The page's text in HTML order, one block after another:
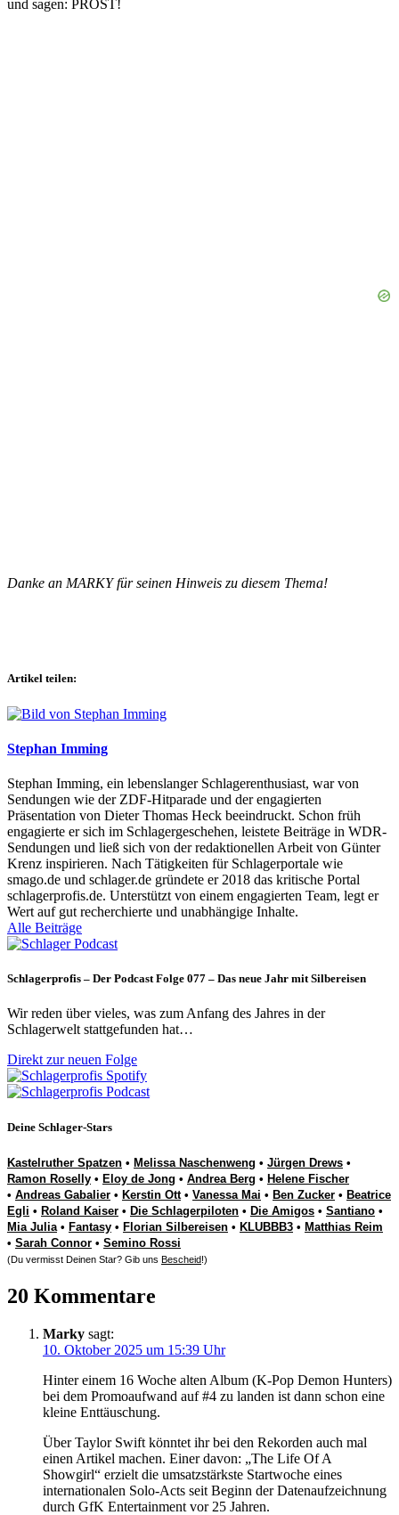
und sagen: PROST!
Danke an MARKY für seinen Hinweis zu diesem Thema!
Artikel teilen:
Stephan Imming
Stephan Imming, ein lebenslanger Schlagerenthusiast, war von
Sendungen wie der ZDF-Hitparade und der engagierten
Präsentation von Dieter Thomas Heck beeindruckt. Schon früh
engagierte er sich im Schlagergeschehen, leistete Beiträge in WDR-
Sendungen und ließ sich von der redaktionellen Arbeit von Günter
Krenz inspirieren. Nach Tätigkeiten für Schlagerportale wie
smago.de und schlager.de gründete er 2018 das kritische Portal
schlagerprofis.de. Unterstützt von einem engagierten Team, legt er
Wert auf gut recherchierte und unabhängige Inhalte.
Alle Beiträge
Schlagerprofis – Der Podcast Folge 077 – Das neue Jahr mit Silbereisen
Wir reden über vieles, was zum Anfang des Jahres in der
Schlagerwelt stattgefunden hat…
Direkt zur neuen Folge
Deine Schlager-Stars
Kastelruther Spatzen • Melissa Naschenweng • Jürgen Drews •
Ramon Roselly • Eloy de Jong • Andrea Berg • Helene Fischer
• Andreas Gabalier • Kerstin Ott• Vanessa Mai • Ben Zucker • Beatrice
Egli • Roland Kaiser • Die Schlagerpiloten • Die Amigos • Santiano •
Mia Julia • Fantasy • Florian Silbereisen • KLUBBB3 • Matthias Reim
• Sarah Connor • Semino Rossi
(Du vermisst Deinen Star? Gib uns Bescheid!)
20 Kommentare
Marky sagt:
10. Oktober 2025 um 15:39 Uhr
Hinter einem 16 Woche alten Album (K-Pop Demon Hunters)
bei dem Promoaufwand auf #4 zu landen ist dann schon eine
kleine Enttäuschung.
Über Taylor Swift könntet ihr bei den Rekorden auch mal
einen Artikel machen. Einer davon: „The Life Of A
Showgirl“ erzielt die umsatzstärkste Startwoche eines
internationalen Solo-Acts seit Beginn der Datenaufzeichnung
durch GfK Entertainment vor 25 Jahren.